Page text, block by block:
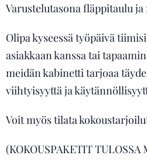
Varustelutasona fläppitaulu ja
Olipa kyseessä työpäivä
asiakkaan kanssa tai
meidän kabinetti tarjoaa
viihtyisyyttä ja
Voit myös tilata
(KOKOUSPAKETIT